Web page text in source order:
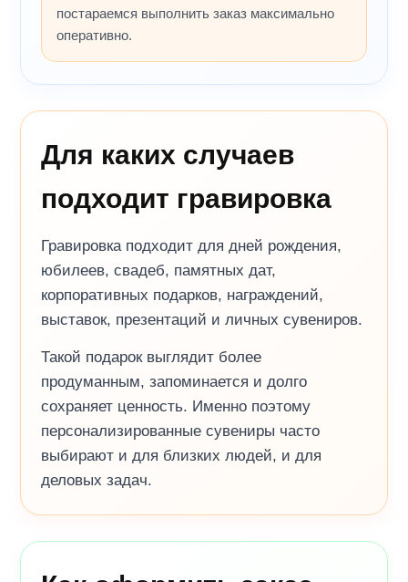
постараемся выполнить заказ максимально
оперативно.
Для каких случаев
подходит гравировка
Гравировка подходит для дней рождения,
юбилеев, свадеб, памятных дат,
корпоративных подарков, награждений,
выставок, презентаций и личных сувениров.
Такой подарок выглядит более
продуманным, запоминается и долго
сохраняет ценность. Именно поэтому
персонализированные сувениры часто
выбирают и для близких людей, и для
деловых задач.